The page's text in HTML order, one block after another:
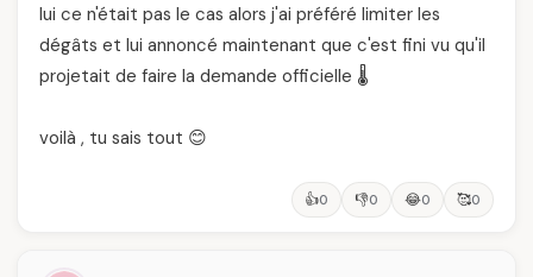
lui ce n'était pas le cas alors j'ai préféré limiter les
dégâts et lui annoncé maintenant que c'est fini vu qu'il
projetait de faire la demande officielle 🌡️
voilà , tu sais tout 😊
👍0 👎0 😂0 🥰0